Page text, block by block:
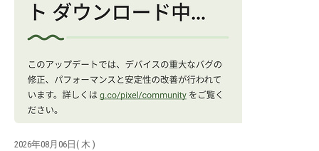
2026年08月06日( 木 )